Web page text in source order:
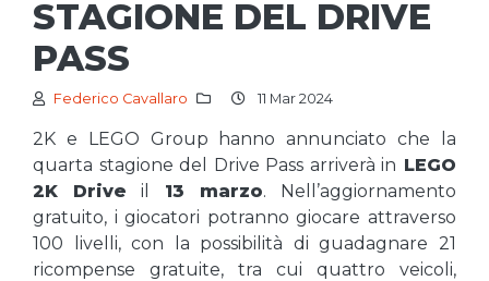
STAGIONE DEL DRIVE
PASS
Federico Cavallaro 11 Mar 2024
2K e LEGO Group hanno annunciato che la
quarta stagione del Drive Pass arriverà in LEGO
2K Drive il 13 marzo. Nell’aggiornamento
gratuito, i giocatori potranno giocare attraverso
100 livelli, con la possibilità di guadagnare 21
ricompense gratuite, tra cui quattro veicoli,